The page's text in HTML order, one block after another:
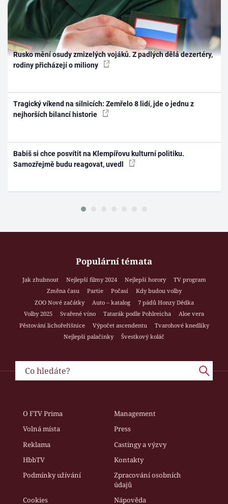
Rusko mění osudy zmizelých vojáků. Z padlých dělá dezertéry,
rodiny přicházejí o miliony
Tragický víkend na silnicích: Zemřelo 8 lidí, jde o jednu z
nejhorších bilancí historie
Babiš si chce posvítit na Klempířovu kulturní politiku.
Samozřejmě budu reagovat, uvedl
Populární témata
Jak zhubnout Nejlepší filmy 2024 Nejlepší horory
TV program
Změna času
Partie Počasí
Kdy budou volby
ZOO Nové začátky
Auto – katalog
7 pádů Honzy Dědka
Volby 2025
Svařené víno Tatarák podle Pohlreicha
Aloe vera
Pěstování lichořeřišnice
Výpočet ascendentu
Tvarohové knedlíky
Nejlepší palačinky
Švestkový koláč
O FTV Prima
Management
Volná místa
Press
Reklama
Castingy a výzvy
HbbTV
Kontakty
Podmínky užívání
Zpracování osobních
údajů
Cookies
Nápověda